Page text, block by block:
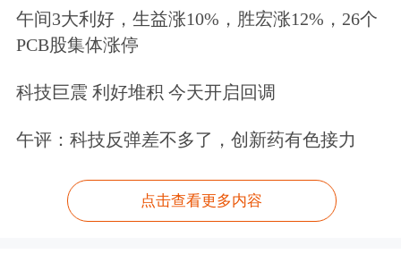
自2025年1月1日起调整。例如济南市、
兰州市、宜昌市等。
在下调首付比例方面，据中新经纬，以
总房款100万元为例，首套房首付款由
之前最低20万元降至最低15万元，购房
门槛下降。但相应地，从银行
贷款的金
午间3大利好，生益涨10%，胜宏涨12%，26个
PCB股集体涨停
科技巨震 利好堆积 今天开启回调
午评：科技反弹差不多了，创新药有色接力
点击查看更多内容